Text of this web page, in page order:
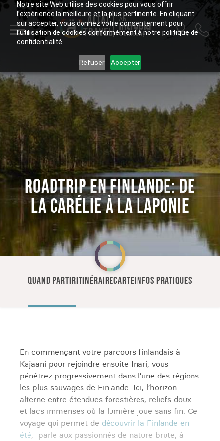
Notre site Web utilise des cookies pour vous offrir
l’expérience la meilleure et la plus pertinente. En cliquant
sur accepter, vous donnez votre consentement pour
l’utilisation de cookies conformément à notre politique de
confidentialité.
Refuser Accepter
ALTAÏ
TRAVEL
An
Intrepid
Company
ROADTRIP EN FINLANDE: DE
LA CARÉLIE À LA LAPONIE
QUAND PARTIRITINÉRAIRECARTEINFOS PRATIQUES
En commençant votre parcours finlandais à
Kajaani pour rejoindre ensuite Inari, vous
pénétrez progressivement dans l’une des régions
les plus sauvages de Finlande. Ici, l’horizon
alterne entre étendues forestières, reliefs doux
et lacs immenses où la lumière joue sans fin. Ce
voyage qui permet de découvrir la Finlande en
été, parle aux passionnés de nature brute, à